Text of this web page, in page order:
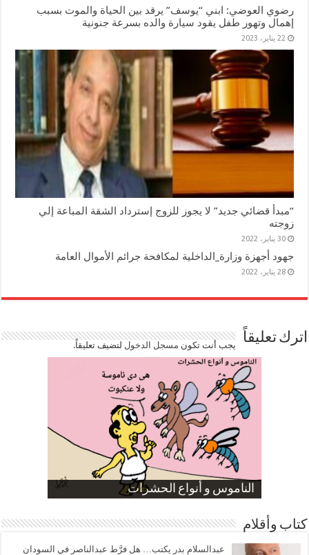
رضوي العوضي: ابني “يوسف” يرقد بين الحياة والموت بسبب
إهمال وتهور طفل يقود سيارة والده بسرعة جنونية
22 يناير، 2023
“مبدأ قضائي جديد” لا يجوز للزوج إسترداد الشقة المباعة إلي
زوجته
30 يناير، 2022
جهود أجهزة وزارة_الداخلية لمكافحة جرائم الأموال العامة
28 يناير، 2022
اترك تعليقاً يجب أنت تكون مسجل الدخوللتضيف تعليقاً.
الناموس و أنواع الحشرات
الموظفين بعد ارتفاع الأسعار
ارتفاع نسبة الطلاق في مصر
صورة كاركاتيرية
صورة كاركاتيرية
كتاب وأقلام
عبدالسلام بدر يكتب… هل فرَّط عبدالناصر في السودان